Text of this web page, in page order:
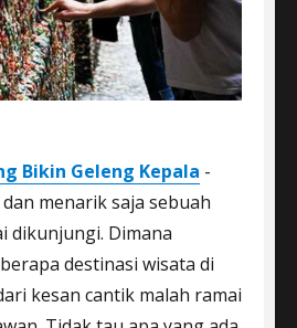
Bikin Geleng Kepala -
menarik saja sebuah
dikunjungi. Dimana
destinasi wisata di
kesan cantik malah ramai